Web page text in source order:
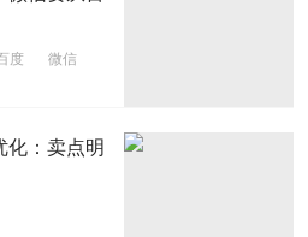
度
微信
化：卖点明